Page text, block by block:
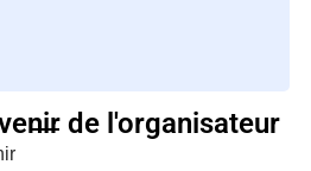
de l'organisateur